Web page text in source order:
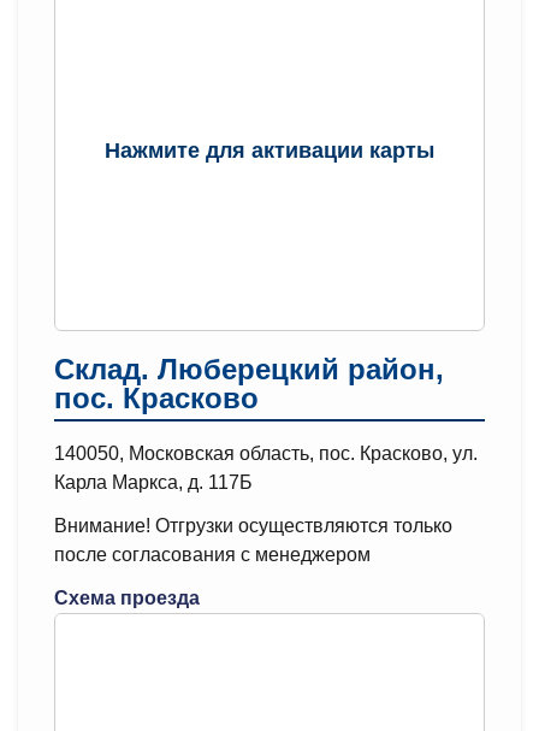
Нажмите для активации карты
Склад. Люберецкий район,
пос. Красково
140050, Московская область, пос. Красково, ул.
Карла Маркса, д. 117Б
Внимание! Отгрузки осуществляются только
после согласования с менеджером
Схема проезда